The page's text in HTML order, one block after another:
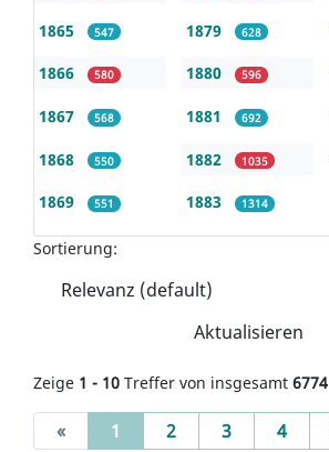
1865 547
1866 580
1867 568
1868 550
1869 551
1879 628
1880 596
1881 692
1882 1035
1883 1314
Sortierung:
Aktualisieren
Zeige 1 - 10 Treffer von insgesamt 6774
« 1 (current)
2 3 4